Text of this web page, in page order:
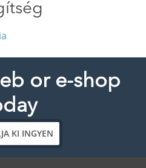
or e-shop
KI INGYEN